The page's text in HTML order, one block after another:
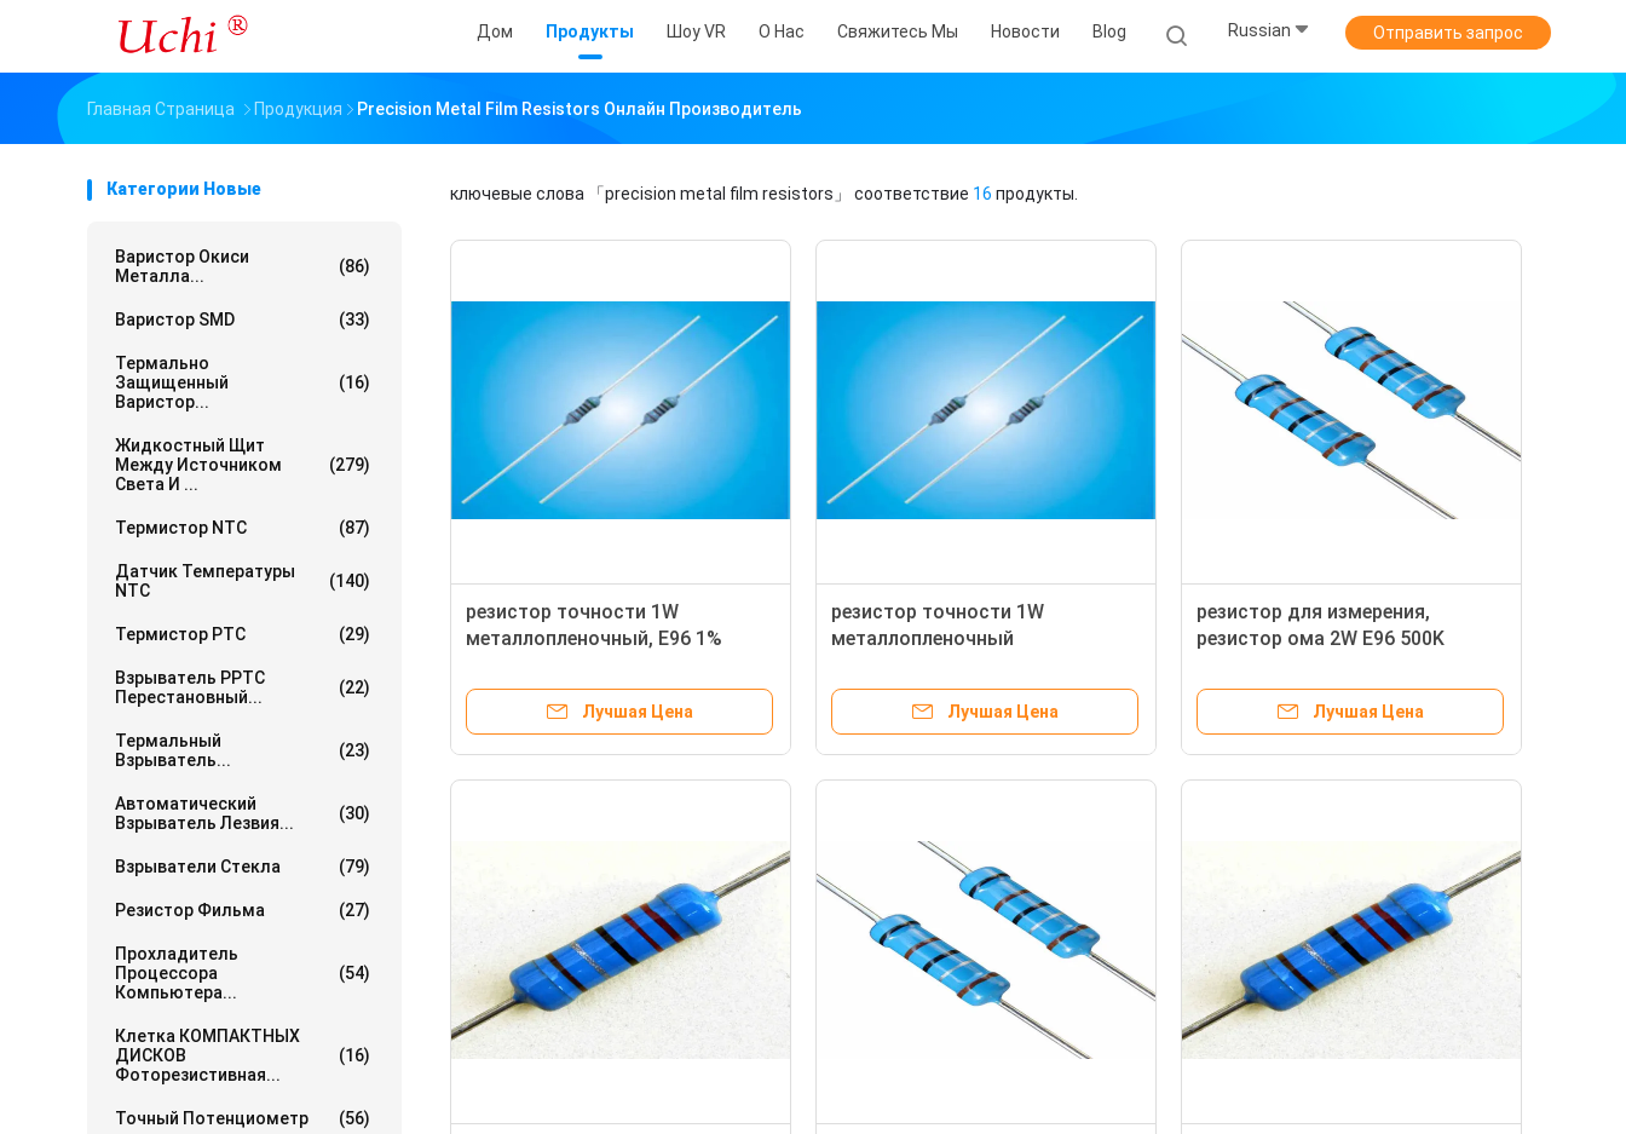
Дом Продукты Шоу VR О Нас Свяжитесь Мы Новости Blog Russian Отправить запрос
Главная Страница Продукция Precision Metal Film Resistors Онлайн Производитель
Категории Новые
Варистор Окиси
Металла...
(86)
Варистор SMD (33)
Термально
Защищенный
Варистор...
(16)
Жидкостный Щит
Между Источником
Света И ...
(279)
Термистор NTC (87)
Датчик Температуры
NTC
(140)
Термистор PTC (29)
Взрыватель PPTC
Перестановный...
(22)
Термальный
Взрыватель...
(23)
Автоматический
Взрыватель Лезвия...
(30)
Взрыватели Стекла (79)
Резистор Фильма (27)
Прохладитель
Процессора
Компьютера...
(54)
Клетка КОМПАКТНЫХ
ДИСКОВ
Фоторезистивная...
(16)
Точный Потенциометр (56)
ключевые слова 「precision metal film resistors」 соответствие 16 продукты.
резистор точности 1W
металлопленочный, E96 1%
Лучшая Цена
резистор точности 1W
металлопленочный
Лучшая Цена
резистор для измерения,
резистор ома 2W E96 500K
пленки
Лучшая Цена